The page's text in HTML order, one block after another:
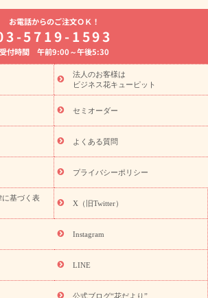
お祝いの花特集
誕生日フラワーギフト特集
キキョウ)
開店・開業祝い
お悔やみ お供え・お悔やみの花
通夜・葬儀に贈る花 胡蝶蘭・花鉢
のイベント
ひまわり ギフト・プレゼント
初盆） 季節のイベント
お盆 花（新
新盆・初盆）
お盆・お供え 花とセットギ
リザーブドフラワー
ひまわり ギフト・プ
贈り・お中元・暑中見舞い 花のギフト特集
ギフト・プレゼント特集
特集
敬老の日 花のおすすめランキング
敬
ト・プレゼント特集
敬老の日 花とセットギ
敬老の日の花 全てのギフト一覧
キャン
ターガーディアンズ』コラボキャンペーン
です」キャンペーン
誕生日の花を探す
誕生日フラワーギフト特集
9月の誕生花(リンドウ)
集 当日配達特急便 お祝い商品一覧
お電話からのご注文ＯＫ！
5719-1593
受付時間 午前9:00～午後5:30
法人のお客様は
ビジネス花キューピット
セミオーダー
よくある質問
プライバシーポリシー
基づく表
X（旧Twitter）
Instagram
LINE
公式ブログ“花だより”